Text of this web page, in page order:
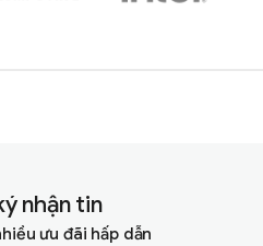
nhận tin
ưu đãi hấp dẫn